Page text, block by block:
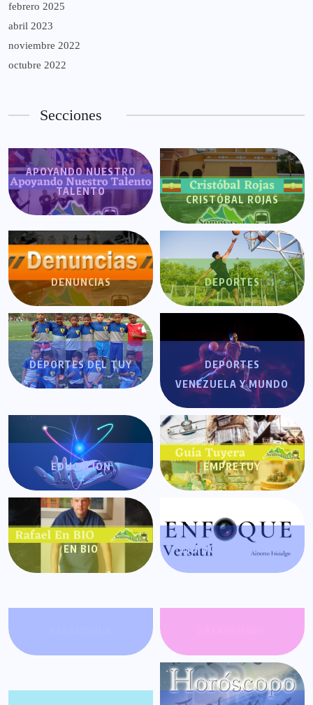
febrero 2025
abril 2023
noviembre 2022
octubre 2022
Secciones
APOYANDO NUESTRO
TALENTO
CRISTÓBAL ROJAS
DENUNCIAS DEPORTES
DEPORTES DEL TUY
DEPORTES
VENEZUELA Y MUNDO
EDUCACIÓN EMPRETUY
EN BIO ENFOQUE VERSÁTIL